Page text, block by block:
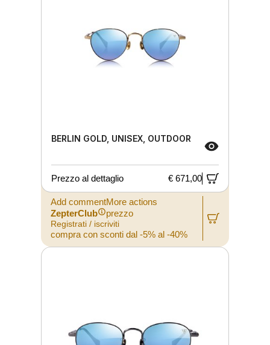
BERLIN GOLD, UNISEX, OUTDOOR
Prezzo al dettaglio € 671,00
Add commentMore actions
ZepterClub
prezzo
Registrati / iscriviti
compra con sconti dal -5% al -40%